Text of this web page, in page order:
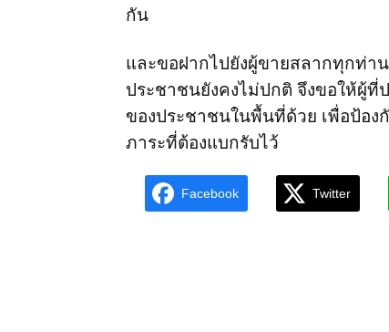
กัน
และขอฝากไปยังผู้ขายสลากทุกท่า
ประชาชนยังคงไม่ปกติ จึงขอให้ผู้ที่
ของประชาชนในพื้นที่ด้วย เพื่อป้อง
ภาระที่ต้องแบกรับไว้
Facebook Twitter